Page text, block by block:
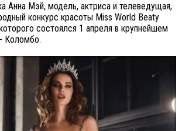
Анна Мэй, модель, актриса и телеведущая,
конкурс красоты Miss World Beaty
состоялся 1 апреля в крупнейшем
Коломбо.